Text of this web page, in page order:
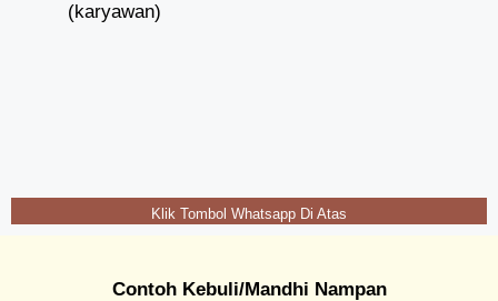
(karyawan)
Klik Tombol Whatsapp Di Atas
Contoh Kebuli/Mandhi Nampan